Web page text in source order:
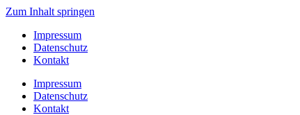
Zum Inhalt springen
Impressum
Datenschutz
Kontakt
Impressum
Datenschutz
Kontakt